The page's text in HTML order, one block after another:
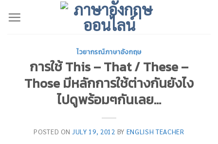
ไวยากรณ์ภาษาอังกฤษ
การใช้ This – That / These –
Those มีหลักการใช้ต่างกันยังไง
ไปดูพร้อมๆกันเลย…
POSTED ONJULY 19, 2012 BY ENGLISH TEACHER